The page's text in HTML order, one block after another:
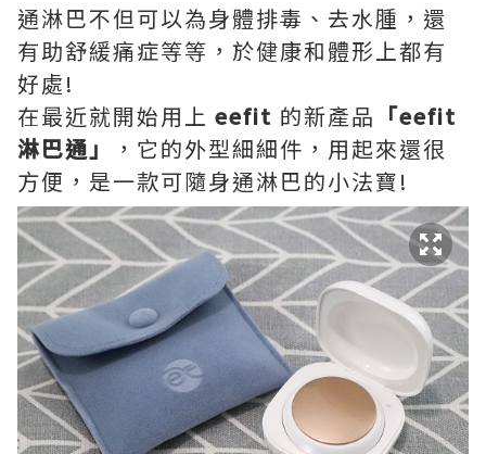
通淋巴不但可以為身體排毒、去水腫 ，還
有助舒緩痛症等等，於健康和體形上都有
好處!
在最近就開始用上 eefit 的新產品 「eefit
淋巴通」
，它的外型細細件，用起來還很
方便，是一款可隨身通淋巴的小法寶!